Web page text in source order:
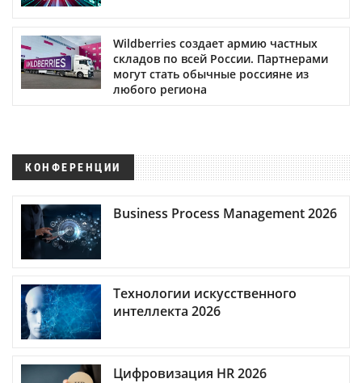
Wildberries создает армию частных
складов по всей России. Партнерами
могут стать обычные россияне из
любого региона
КОНФЕРЕНЦИИ
Business Process Management 2026
Технологии искусственного
интеллекта 2026
Цифровизация HR 2026